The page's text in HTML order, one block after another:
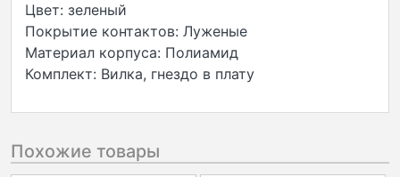
Цвет: зеленый
Покрытие контактов: Луженые
Материал корпуса: Полиамид
Комплект: Вилка, гнездо в плату
Похожие товары